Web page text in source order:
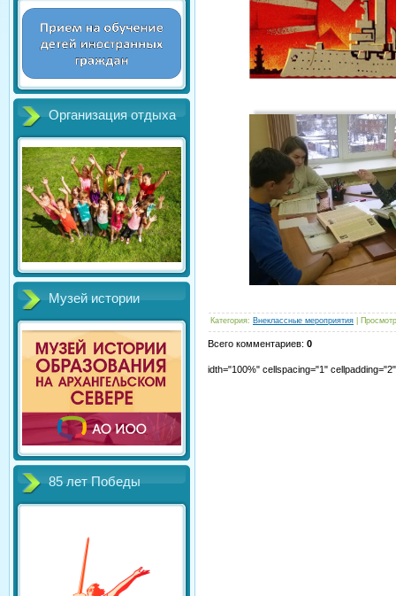
Организация отдыха
Музей истории
85 лет Победы
Категория: Внеклассные мероприятия
Всего комментариев: 0
idth="100%" cellspacing="1"